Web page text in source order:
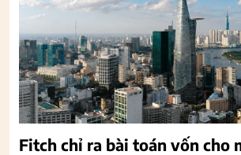
Fitch chỉ ra bài toán vốn cho